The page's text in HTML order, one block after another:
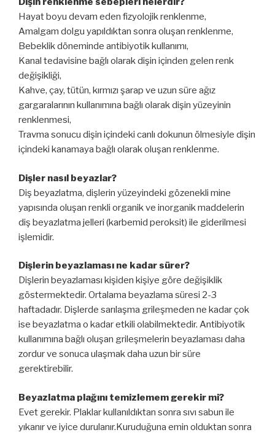
Hayat boyu devam eden fizyolojik renklenme,
Amalgam dolgu yapıldıktan sonra oluşan renklenme,
Bebeklik döneminde antibiyotik kullanımı,
Kanal tedavisine bağlı olarak dişin içinden gelen renk
değişikliği,
Kahve, çay, tütün, kırmızı şarap ve uzun süre ağız
gargaralarının kullanımına bağlı olarak dişin yüzeyinin
renklenmesi,
Travma sonucu dişin içindeki canlı dokunun ölmesiyle dişin
içindeki kanamaya bağlı olarak oluşan renklenme.
Dişler nasıl beyazlar?
Diş beyazlatma, dişlerin yüzeyindeki gözenekli mine
yapısında oluşan renkli organik ve inorganik maddelerin
diş beyazlatma jelleri (karbemid peroksit) ile giderilmesi
işlemidir.
Dişlerin beyazlaması ne kadar sürer?
Dişlerin beyazlaması kişiden kişiye göre değişiklik
göstermektedir. Ortalama beyazlama süresi 2-3
haftadadır. Dişlerde sarılaşma grileşmeden ne kadar çok
ise beyazlatma o kadar etkili olabilmektedir. Antibiyotik
kullanımına bağlı oluşan grileşmelerin beyazlaması daha
zordur ve sonuca ulaşmak daha uzun bir süre
gerektirebilir.
Beyazlatma plağını temizlemem gerekir mi?
Evet gerekir. Plaklar kullanıldıktan sonra sıvı sabun ile
yıkanır ve iyice durulanır.Kuruduğuna emin olduktan sonra